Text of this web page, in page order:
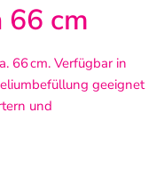
66 cm
66 cm. Verfügbar in
geeignet
und